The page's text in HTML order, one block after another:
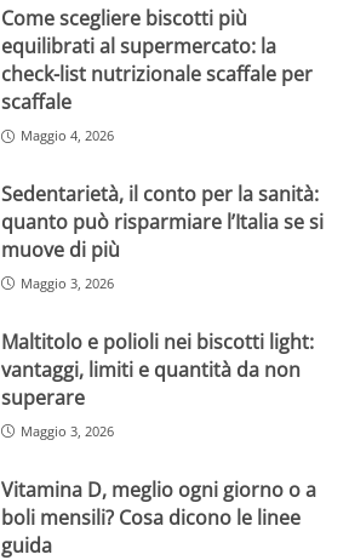
Come scegliere biscotti più
equilibrati al supermercato: la
check-list nutrizionale scaffale per
scaffale
Maggio 4, 2026
Sedentarietà, il conto per la sanità:
quanto può risparmiare l’Italia se si
muove di più
Maggio 3, 2026
Maltitolo e polioli nei biscotti light:
vantaggi, limiti e quantità da non
superare
Maggio 3, 2026
Vitamina D, meglio ogni giorno o a
boli mensili? Cosa dicono le linee
guida